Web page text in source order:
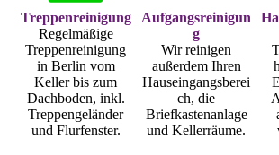
Treppenreinigung
Regelmäßige
Treppenreinigung
in Berlin vom
Keller bis zum
Dachboden, inkl.
Treppengeländer
und Flurfenster.
Aufgangsreinigun
g
Wir reinigen
außerdem Ihren
Hauseingangsberei
ch, die
Briefkastenanlage
und Kellerräume.